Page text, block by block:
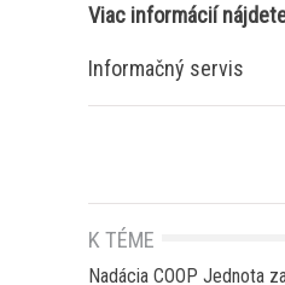
Viac informácií
Informačný servis
K TÉME
Nadácia COOP Jednota